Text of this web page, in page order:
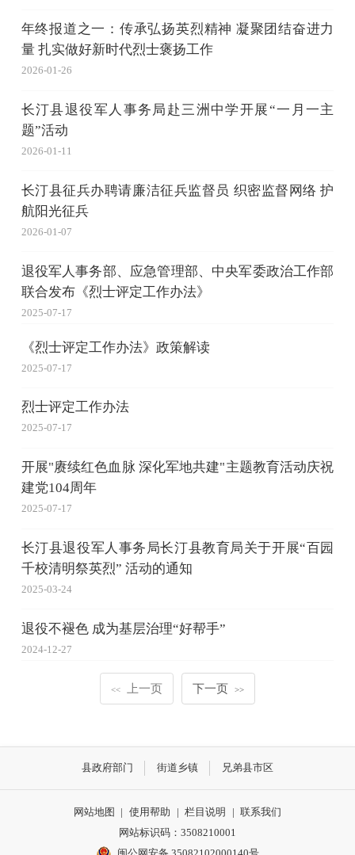
年终报道之一：传承弘扬英烈精神 凝聚团结奋进力
量 扎实做好新时代烈士褒扬工作
2026-01-26
长汀县退役军人事务局赴三洲中学开展“一月一主
题”活动
2026-01-11
长汀县征兵办聘请廉洁征兵监督员 织密监督网络 护
航阳光征兵
2026-01-07
退役军人事务部、应急管理部、中央军委政治工作部
联合发布《烈士评定工作办法》
2025-07-17
《烈士评定工作办法》政策解读
2025-07-17
烈士评定工作办法
2025-07-17
开展"赓续红色血脉 深化军地共建"主题教育活动庆祝
建党104周年
2025-07-17
长汀县退役军人事务局长汀县教育局关于开展“百园
千校清明祭英烈” 活动的通知
2025-03-24
退役不褪色 成为基层治理“好帮手”
2024-12-27
<< 上一页 下一页 >>
县政府部门 街道乡镇 兄弟县市区
网站地图 | 使用帮助 | 栏目说明 | 联系我们
网站标识码：3508210001